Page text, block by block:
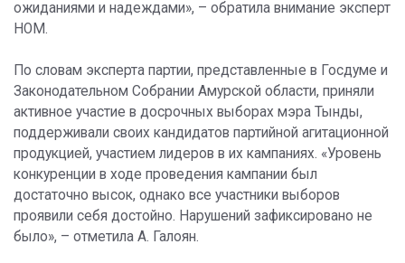
ожиданиями и надеждами», – обратила внимание эксперт
НОМ.
По словам эксперта партии, представленные в Госдуме и
Законодательном Собрании Амурской области, приняли
активное участие в досрочных выборах мэра Тынды,
поддерживали своих кандидатов партийной агитационной
продукцией, участием лидеров в их кампаниях. «Уровень
конкуренции в ходе проведения кампании был
достаточно высок, однако все участники выборов
проявили себя достойно. Нарушений зафиксировано не
было», – отметила А. Галоян.